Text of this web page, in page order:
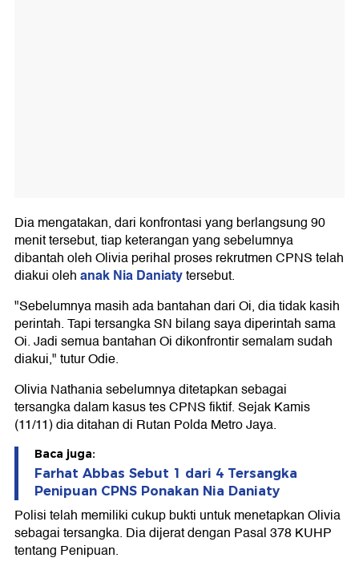
Dia mengatakan, dari konfrontasi yang berlangsung 90
menit tersebut, tiap keterangan yang sebelumnya
dibantah oleh Olivia perihal proses rekrutmen CPNS telah
diakui olehanak Nia Daniatytersebut.
"Sebelumnya masih ada bantahan dari Oi, dia tidak kasih
perintah. Tapi tersangka SN bilang saya diperintah sama
Oi. Jadi semua bantahan Oi dikonfrontir semalam sudah
diakui," tutur Odie.
Olivia Nathania sebelumnya ditetapkan sebagai
tersangka dalam kasus tes CPNS fiktif. Sejak Kamis
(11/11) dia ditahan di Rutan Polda Metro Jaya.
Baca juga:
Farhat Abbas Sebut 1 dari 4 Tersangka
Penipuan CPNS Ponakan Nia Daniaty
Polisi telah memiliki cukup bukti untuk menetapkan Olivia
sebagai tersangka. Dia dijerat dengan Pasal 378 KUHP
tentang Penipuan.